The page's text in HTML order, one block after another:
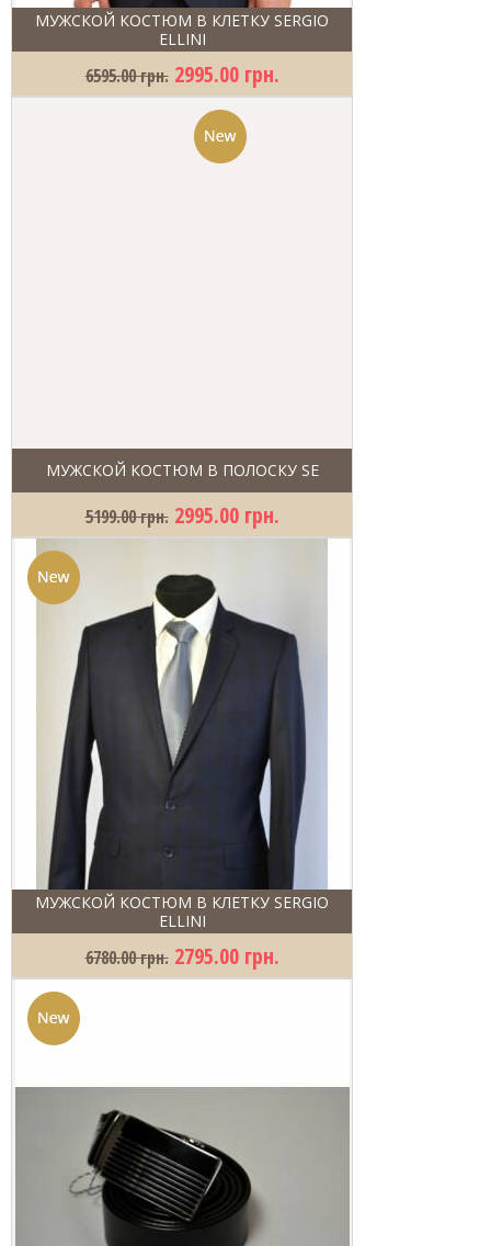
МУЖСКОЙ КОСТЮМ В КЛЕТКУ SERGIO
ELLINI
6595.00 грн. 2995.00 грн.
МУЖСКОЙ КОСТЮМ В ПОЛОСКУ SE
5199.00 грн. 2995.00 грн.
МУЖСКОЙ КОСТЮМ В КЛЕТКУ SERGIO
ELLINI
6780.00 грн. 2795.00 грн.